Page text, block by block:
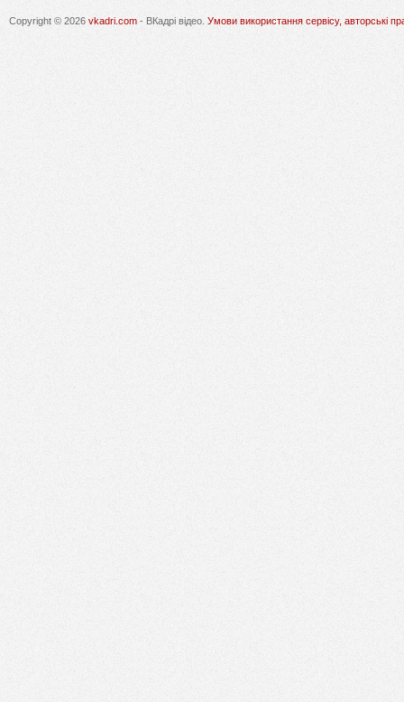
Copyright © 2026 vkadri.com - ВКадрі відео. Умови використання сервісу, авторські